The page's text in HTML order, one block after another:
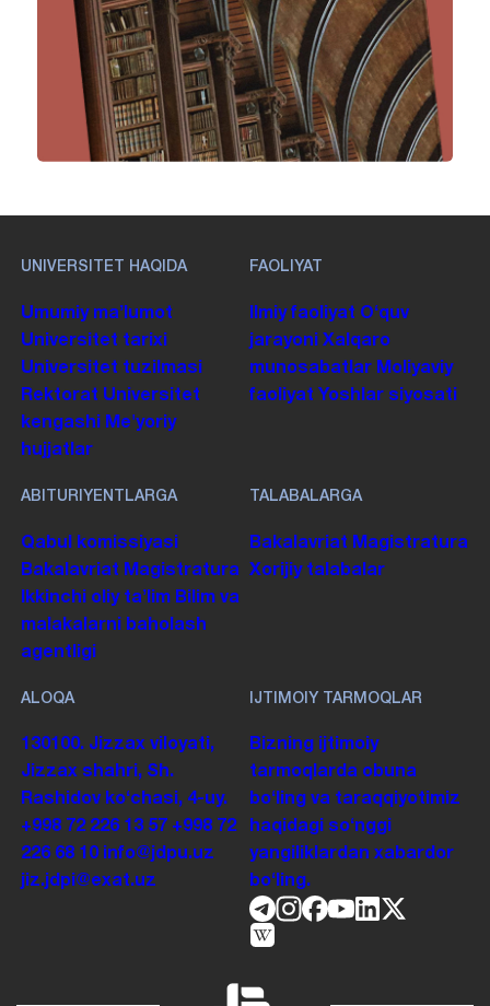
UNIVERSITET HAQIDA
Umumiy maʼlumot
Universitet tarixi
Universitet tuzilmasi
Rektorat Universitet
kengashi Me'yoriy
hujjatlar
FAOLIYAT
Ilmiy faoliyat Oʻquv
jarayoni Xalqaro
munosabatlar Moliyaviy
faoliyat Yoshlar siyosati
ABITURIYENTLARGA
Qabul komissiyasi
Bakalavriat Magistratura
Ikkinchi oliy taʼlim Bilim va
malakalarni baholash
agentligi
TALABALARGA
Bakalavriat Magistratura
Xorijiy talabalar
ALOQA
130100. Jizzax viloyati,
Jizzax shahri, Sh.
Rashidov koʻchasi, 4-uy.
+998 72 226 13 57 +998 72
226 68 10
info@jdpu.uz
jiz.jdpi@exat.uz
IJTIMOIY TARMOQLAR
Bizning ijtimoiy
tarmoqlarda obuna
boʻling va taraqqiyotimiz
haqidagi soʻnggi
yangiliklardan xabardor
boʻling.